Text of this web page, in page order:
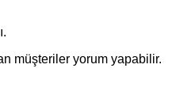
müşteriler yorum yapabilir.